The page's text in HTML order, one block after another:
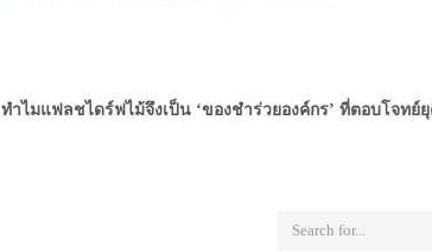
ทำไมแฟลชไดร์ฟไม้จึงเป็น ‘ของชำร่วยองค์กร’ ที่ตอบโจทย์ยุ